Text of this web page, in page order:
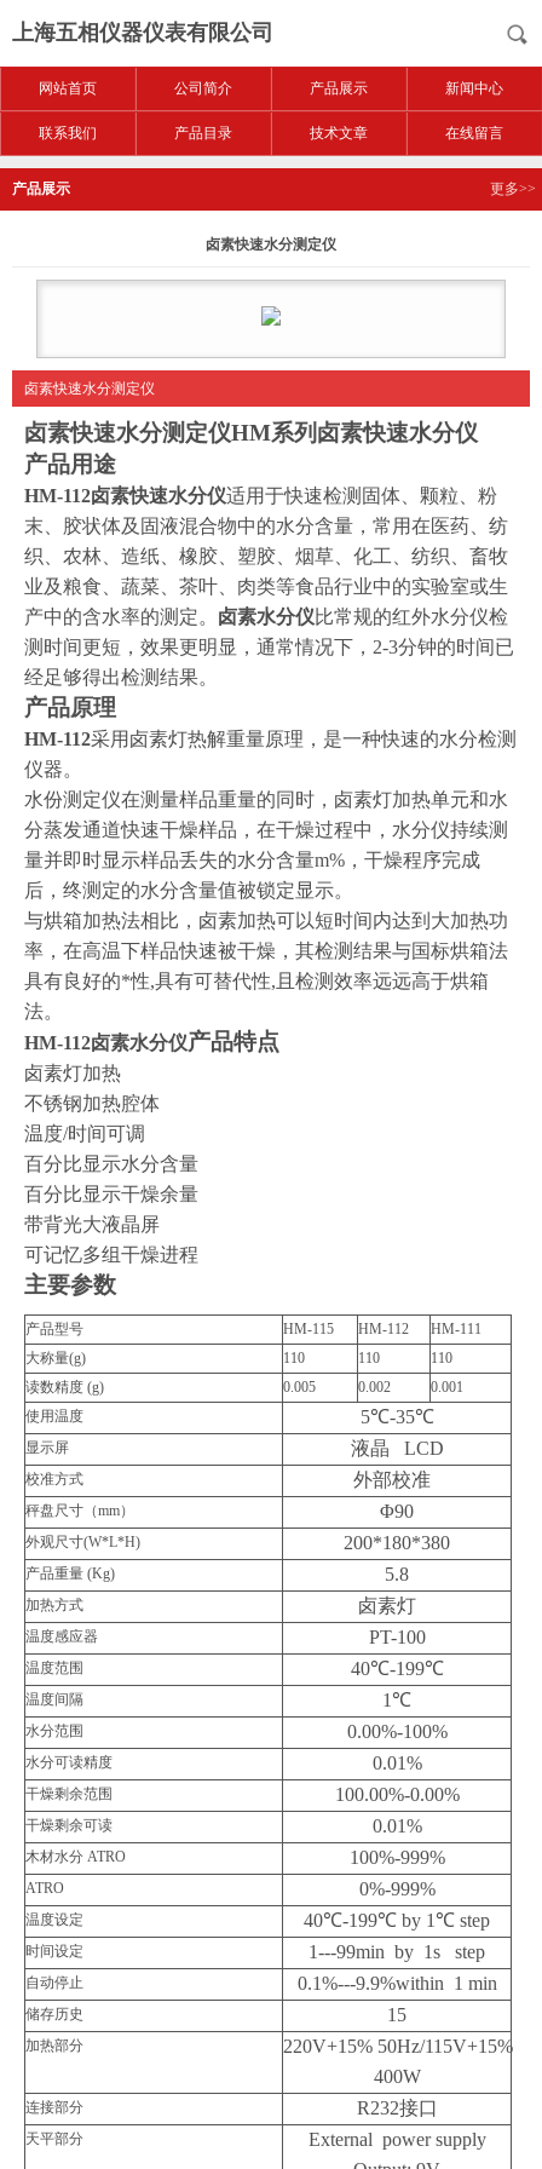
上海五相仪器仪表有限公司
网站首页 公司简介 产品展示 新闻中心
联系我们 产品目录 技术文章 在线留言
产品展示 更多>>
卤素快速水分测定仪
卤素快速水分测定仪
卤素快速水分测定仪HM系列 卤素快速水分仪
产品用途
HM-112卤素快速水分仪适用于快速检测固体、颗粒、粉
末、胶状体及固液混合物中的水分含量，常用在医药、纺
织、农林、造纸、橡胶、塑胶、烟草、化工、纺织、畜牧
业及粮食、蔬菜、茶叶、肉类等食品行业中的实验室或生
产中的含水率的测定。 卤素水分仪比常规的红外水分仪检
测时间更短，效果更明显，通常情况下，2-3分钟的时间已
经足够得出检测结果。
产品原理
HM-112采用卤素灯热解重量原理，是一种快速的水分检测
仪器。
水份测定仪在测量样品重量的同时，卤素灯加热单元和水
分蒸发通道快速干燥样品，在干燥过程中，水分仪持续测
量并即时显示样品丢失的水分含量m%，干燥程序完成
后，终测定的水分含量值被锁定显示。
与烘箱加热法相比，卤素加热可以短时间内达到大加热功
率，在高温下样品快速被干燥，其检测结果与国标烘箱法
具有良好的*性,具有可替代性,且检测效率远远高于烘箱
法。
HM-112卤素水分仪产品特点
卤素灯加热
不锈钢加热腔体
温度/时间可调
百分比显示水分含量
百分比显示干燥余量
带背光大液晶屏
可记忆多组干燥进程
主要参数
产品型号 HM-115 HM-112
HM-111
大称量(g) 110 110
110
读数精度 (g) 0.005 0.002
0.001
使用温度
5℃-35℃
显示屏 液晶 LCD
校准方式 外部校准
秤盘尺寸（mm） Φ90
外观尺寸(W*L*H) 200*180*380
产品重量 (Kg) 5.8
加热方式 卤素灯
温度感应器 PT-100
温度范围 40℃-199℃
温度间隔 1 ℃
水分范围 0.00%-100%
水分可读精度 0.01%
干燥剩余范围 100.00%-0.00%
干燥剩余可读 0.01%
木材水分 ATRO 100%-999%
ATRO 0%-999%
温度设定 40℃-199℃ by 1℃ step
时间设定 1---99min by 1s step
自动停止 0.1%---9.9%within 1 min
储存历史 15
加热部分
220V+15% 50Hz/115V+15%
400W
连接部分 R232接口
天平部分
External power supply